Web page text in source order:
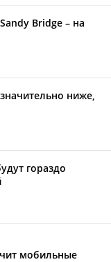
Bridge – на
ниже,
гораздо
мобильные